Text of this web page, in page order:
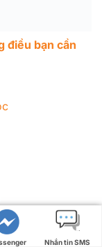
điều bạn cần
Nhắn tin SMS